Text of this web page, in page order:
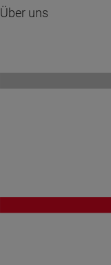
Über uns